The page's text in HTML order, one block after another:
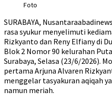
Foto
SURABAYA,
rasa syukur menyelimuti
Rizkyanto dan Reny Elfiany di
Blok 2 Nomor 90 kelurahan
Surabaya, Selasa (23/6/2026).
pertama Arjuna Alvaren
menggelar tasyakuran aqiqah
namun meriah.